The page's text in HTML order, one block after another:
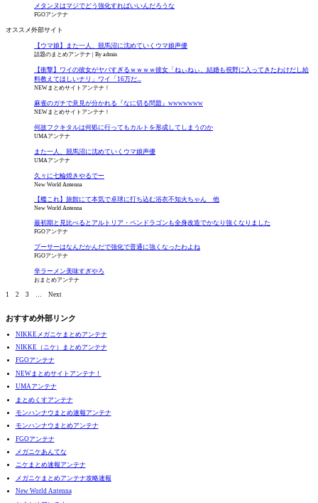
メタンヌはマジでどう強化すればいいんだろうな
FGOアンテナ
オススメ外部サイト
【ウマ娘】また一人、競馬沼に沈めていくウマ娘声優
話題のまとめアンテナ By admin
【衝撃】ワイの彼女がヤバすぎるｗｗｗｗ彼女「ねぃねぃ、結婚も視野に入ってきたわけだし給
料教えてほしいナリ」ワイ「16万だ...
NEWまとめサイトアンテナ！
麻雀のガチで意見が分かれる『なに切る問題』wwwwwww
NEWまとめサイトアンテナ！
何故フクキタルは何処に行ってもカルトを形成してしまうのか
UMAアンテナ
また一人、競馬沼に沈めていくウマ娘声優
UMAアンテナ
久々に七輪焼きやるでー
New World Antenna
【艦これ】旅館にて本気で卓球に打ち込む浴衣不知火ちゃん 他
New World Antenna
最初期と見比べるとアルトリア・ペンドラゴンも全身改造でかなり強くなりました
FGOアンテナ
プーサーはなんだかんだで強化で普通に強くなったわよね
FGOアンテナ
辛ラーメン美味すぎやろ
おまとめアンテナ
1 2 3 Next
おすすめ外部リンク
NIKKEメガニケまとめアンテナ
NIKKE（ニケ）まとめアンテナ
FGOアンテナ
NEWまとめサイトアンテナ！
UMAアンテナ
まとめくすアンテナ
モンハンナウまとめ速報アンテナ
モンハンナウまとめアンテナ
FGOアンテナ
メガニケあんてな
ニケまとめ速報アンテナ
メガニケまとめアンテナ攻略速報
New World Antenna